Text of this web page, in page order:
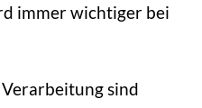
immer wichtiger bei
sind